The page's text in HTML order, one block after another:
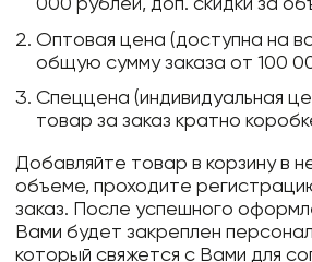
Оптовая цена (доступна на
общую сумму заказа от 100
Спеццена (индивидуальная
товар за заказ кратно
Добавляйте товар в корзину в
объеме, проходите
заказ. После успешного
Вами будет закреплен
который свяжется с Вами для